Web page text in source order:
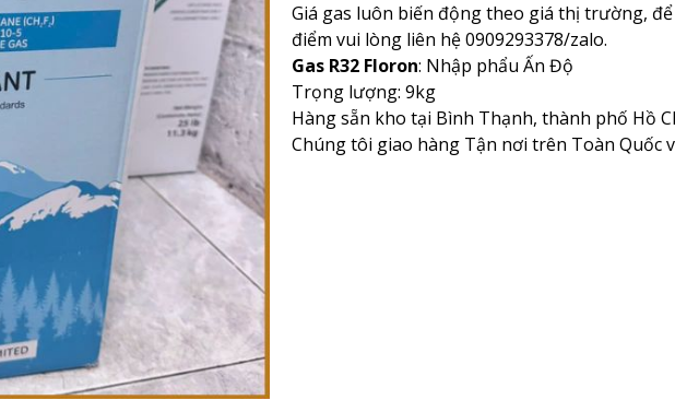
Giá gas luôn biến động theo giá thị trường,
điểm vui lòng liên hệ 0909293378/zalo.
Gas R32 Floron: Nhập phẩu Ấn Độ
Trọng lượng: 9kg
Hàng sẵn kho tại Bình Thạnh, thành phố Hồ
Chúng tôi giao hàng Tận nơi trên Toàn Quốc